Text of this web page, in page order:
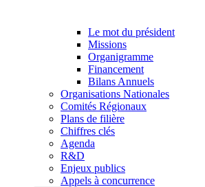
Le mot du président
Missions
Organigramme
Financement
Bilans Annuels
Organisations Nationales
Comités Régionaux
Plans de filière
Chiffres clés
Agenda
R&D
Enjeux publics
Appels à concurrence